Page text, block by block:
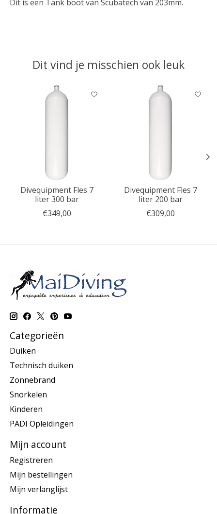
Dit is een Tank boot van Scubatech van 203mm.
Dit vind je misschien ook leuk
Items van productcarrousel
Divequipment Fles 7
liter 300 bar
€349,00
Divequipment Fles 7
liter 200 bar
€309,00
Categorieën
Duiken
Technisch duiken
Zonnebrand
Snorkelen
Kinderen
PADI Opleidingen
Mijn account
Registreren
Mijn bestellingen
Mijn verlanglijst
Informatie